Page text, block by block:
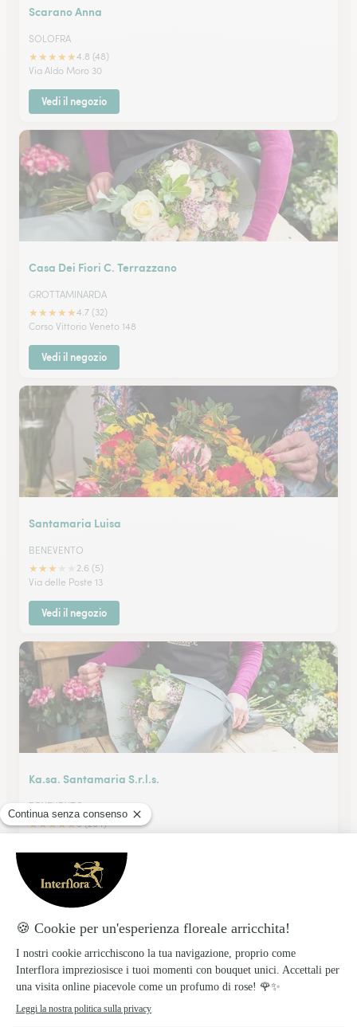
Scarano Anna
SOLOFRA
★★★★★4.8 (48)
Via Aldo Moro 30
Vedi il negozio
Casa Dei Fiori C. Terrazzano
GROTTAMINARDA
★★★★★4.7 (32)
Corso Vittorio Veneto 148
Vedi il negozio
Santamaria Luisa
BENEVENTO
★★★
2.6 (5)
Via delle Poste 13
Vedi il negozio
Ka.sa. Santamaria S.r.l.s.
BENEVENTO
★★★★★5 (264)
Vedi il negozio